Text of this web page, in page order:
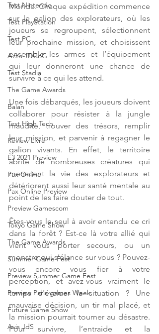
Test Nintendo
Test PlayStation
Test PC
Actu 1DCoG
Test Stadia
The Game Awards
Balan
Test High Tech
Review Livre
E3 2021 Preview
Pax Online
Pax Online Preview
Preview Gamescom
Tokyo Game Show
The Game Awards
Summer Game Fest
Preview Summer Game Fest
Preview Paris games Week
Future Game Show
Avis JdS
Monde. Chaque expédition commence
sur le galion des explorateurs, où les
joueurs se regroupent, sélectionnent
leur prochaine mission, et choisissent
ensemble les armes et l’équipement
qui leur donneront une chance de
survivre à ce qui les attend.
Une fois débarqués, les joueurs doivent
collaborer pour résister à la jungle
maudite, trouver des trésors, remplir
leur mission, et parvenir à regagner le
galion vivants. En effet, le territoire
abrite de nombreuses créatures qui
menacent la vie des explorateurs et
détériorent aussi leur santé mentale au
point de les faire douter de tout.
Êtes-vous le seul à avoir entendu ce cri
dans la forêt ? Est-ce là votre allié qui
vient vous porter secours, ou un
monstre qui s’élance sur vous ? Pouvez-
vous encore vous fier à votre
perception, et avez-vous vraiment le
temps d'évaluer la situation ? Une
mauvaise décision, un tir mal placé, et
la mission pourrait tourner au désastre.
Pour survivre, l’entraide et la